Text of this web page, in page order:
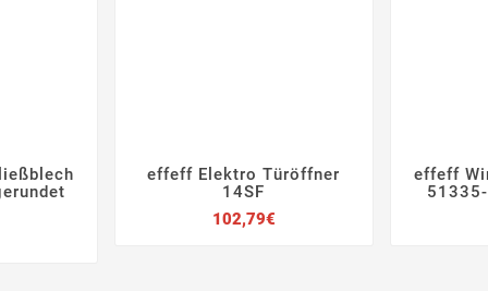
  
effeff Elektro Türöffner
14SF
102,79€Preis

effeff